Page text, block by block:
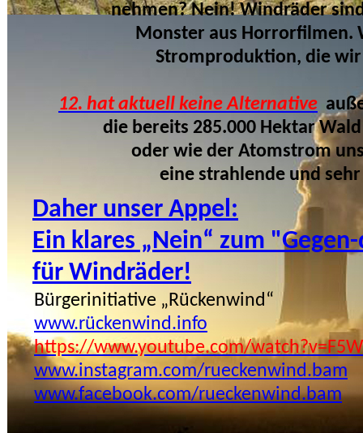
nehmen? Nein! Windräder sind
Monster aus Horrorfilmen.
Stromproduktion, die wir
12. hat aktuell keine Alternative
die bereits 285.000 Hektar
oder wie der Atomstrom
eine strahlende und
Daher unser Appel:
Ein klares „Nein“ zum
für Windräder!
Bürgerinitiative „Rückenwind“
www.rückenwind.info
https://www.youtube.com/
www.instagram.com/rueckenwind.bam
www.facebook.com/rueckenwind.bam